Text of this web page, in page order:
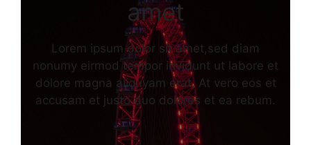
amet
Lorem ipsum dolor sit amet,sed diam
nonumy eirmod tempor invidunt ut labore et
dolore magna aliquyam erat, At vero eos et
accusam et justo duo dolores et ea rebum.